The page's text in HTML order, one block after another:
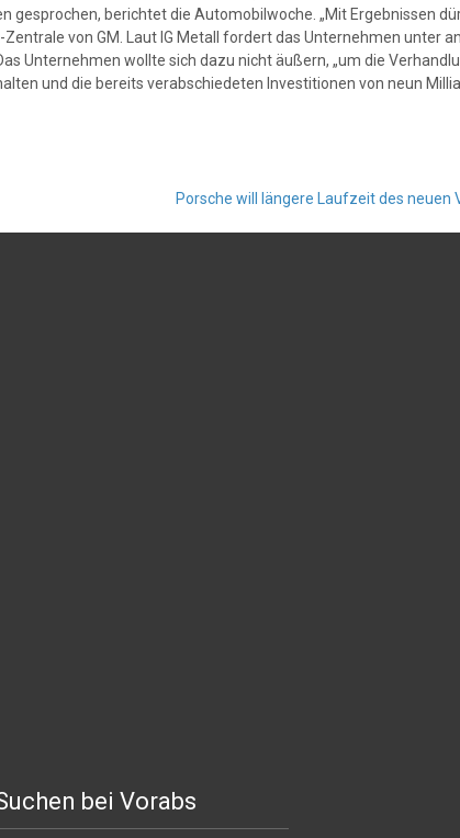
berichtet die Automobilwoche. „Mit Ergebnissen
von GM. Laut IG Metall fordert das Unternehmen unter
Unternehmen wollte sich dazu nicht äußern, „um die
und die bereits verabschiedeten Investitionen von neun
Porsche will längere Laufzeit des neuen
bei Vorabs